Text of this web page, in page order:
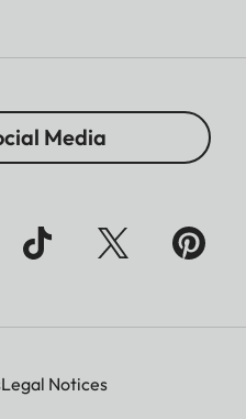
Media
Legal Notices